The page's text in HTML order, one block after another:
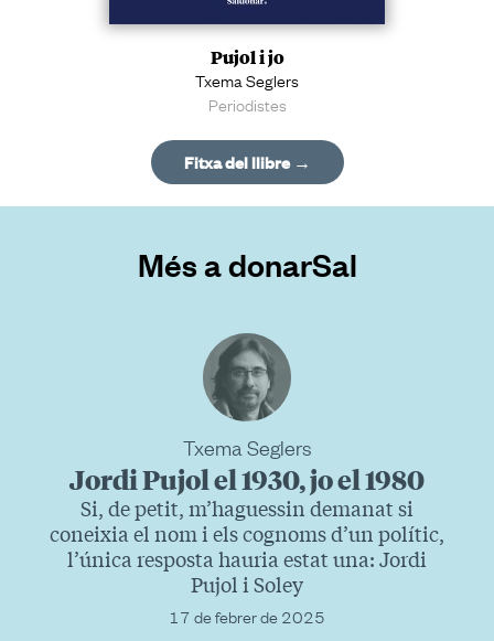
Pujol i jo
Txema Seglers
Periodistes
Fitxa del llibre →
Més a donarSal
Txema Seglers
Jordi Pujol el 1930, jo el 1980
Si, de petit, m’haguessin demanat si
coneixia el nom i els cognoms d’un polític,
l’única resposta hauria estat una: Jordi
Pujol i Soley
17 de febrer de 2025